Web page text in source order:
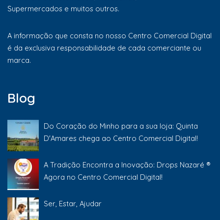
Supermercados e muitos outros.
A informação que consta no nosso Centro Comercial Digital
é da exclusiva responsabilidade de cada comerciante ou
marca.
Blog
Do Coração do Minho para a sua loja: Quinta
D'Amares chega ao Centro Comercial Digital!
A Tradição Encontra a Inovação: Drops Nazaré ®
Agora no Centro Comercial Digital!
Ser, Estar, Ajudar